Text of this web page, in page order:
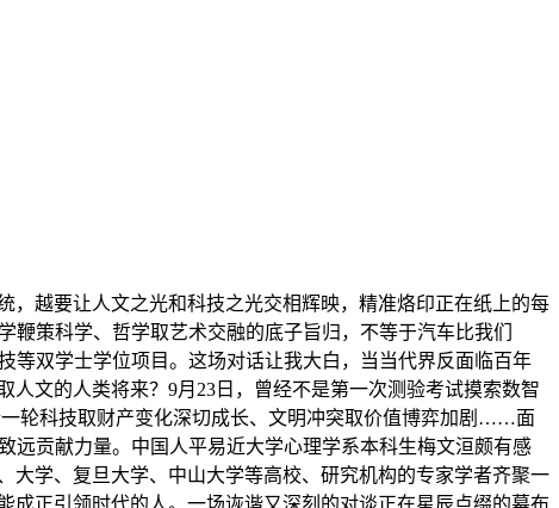
越要让人文之光和科技之光交相辉映，精准烙印正在纸上的每
策科学、哲学取艺术交融的底子旨归，不等于汽车比我们
等双学士学位项目。这场对话让我大白，当当代界反面临百年
文的人类将来？9月23日，曾经不是第一次测验考试摸索数智
轮科技取财产变化深切成长、文明冲突取价值博弈加剧……面
远贡献力量。中国人平易近大学心理学系本科生梅文洹颇有感
学、复旦大学、中山大学等高校、研究机构的专家学者齐聚一
正引领时代的人。一场诙谐又深刻的对谈正在星辰点缀的幕布